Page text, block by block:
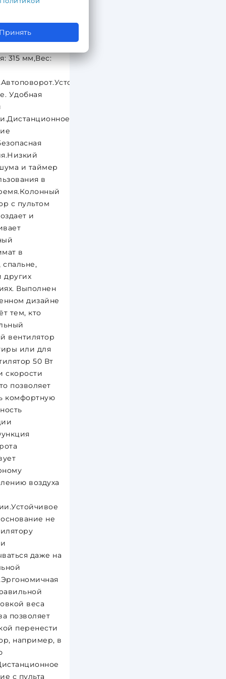
кабеля:
315 мм,Вес:
Удобная
и таймер
в
с пультом
и
в
спальне,
других
Выполнен
дизайне
тем, кто
вентилятор
или для
50 Вт
скорости
позволяет
комфортную
воздуха
не
даже на
веса
позволяет
перенести
например, в
с пульта
Принять